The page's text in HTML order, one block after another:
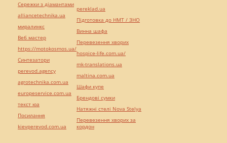
Сережки з діамантами
alliancetechnika.ua
миралинкс
Веб мастер
https://motokosmos.ua/
Синтезатори
perevod.agency
agrotechnika.com.ua
europeservice.com.ua
текст юа
Посилання
kievperevod.com.ua
pereklad.ua
Підготовка до НМТ / ЗНО
Винна шафа
Перевезення хворих
hospice-life.com.ua/
mk-translations.ua
maltina.com.ua
Шафи купе
Брендові сумки
Натяжні стелі Nova Stelya
Перевезення хворих за
кордон